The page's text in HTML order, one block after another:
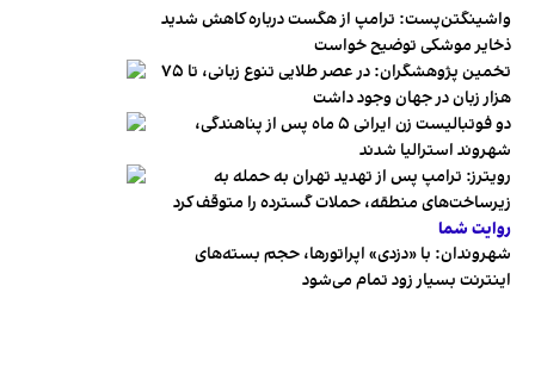
واشینگتن‌پست: ترامپ از هگست درباره کاهش شدید
ذخایر موشکی توضیح خواست
تخمین پژوهشگران: در عصر طلایی تنوع زبانی، تا ۷۵
هزار زبان در جهان وجود داشت
دو فوتبالیست زن ایرانی ۵ ماه پس از پناهندگی،
شهروند استرالیا شدند
رویترز: ترامپ پس از تهدید تهران به حمله به
زیرساخت‌های منطقه، حملات گسترده را متوقف کرد
روایت شما
شهروندان:‌ با «دزدی» اپراتورها، حجم بسته‌های
اینترنت بسیار زود تمام می‌شود